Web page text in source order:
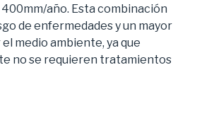
400mm/año. Esta combinación
de enfermedades y un mayor
medio ambiente, ya que
no se requieren tratamientos